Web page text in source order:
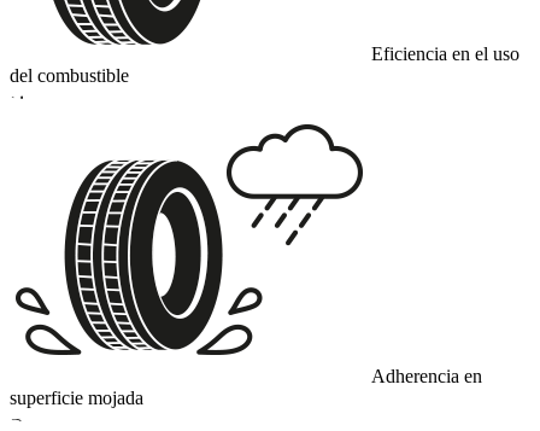
Eficiencia en el uso
del combustible
D
Adherencia en
superficie mojada
B